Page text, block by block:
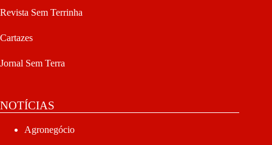
Revista Sem Terrinha
Cartazes
Jornal Sem Terra
NOTÍCIAS
Agronegócio